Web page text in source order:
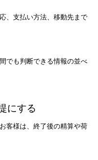
、支払い方法、移動先まで
でも判断できる情報の並べ
にする
客様は、終了後の精算や荷